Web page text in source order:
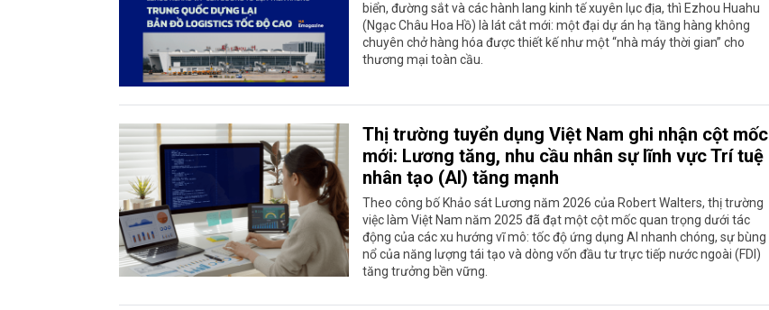
biển, đường sắt và các hành lang kinh tế xuyên lục địa, thì Ezhou Huahu
(Ngạc Châu Hoa Hồ) là lát cắt mới: một đại dự án hạ tầng hàng không
chuyên chở hàng hóa được thiết kế như một “nhà máy thời gian” cho
thương mại toàn cầu.
Thị trường tuyển dụng Việt Nam ghi nhận cột mốc
mới: Lương tăng, nhu cầu nhân sự lĩnh vực Trí tuệ
nhân tạo (AI) tăng mạnh
Theo công bố Khảo sát Lương năm 2026 của Robert Walters, thị trường
việc làm Việt Nam năm 2025 đã đạt một cột mốc quan trọng dưới tác
động của các xu hướng vĩ mô: tốc độ ứng dụng AI nhanh chóng, sự bùng
nổ của năng lượng tái tạo và dòng vốn đầu tư trực tiếp nước ngoài (FDI)
tăng trưởng bền vững.